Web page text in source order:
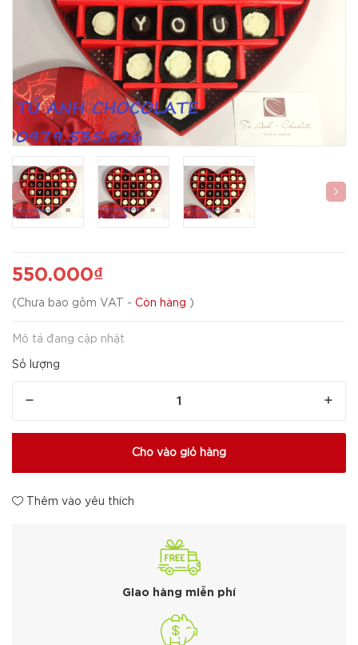
550.000₫
( Chưa bao gồm VAT - Còn hàng )
Mô tả đang cập nhật
Số lượng
Cho vào giỏ hàng
Thêm vào yêu thích
Giao hàng miễn phí